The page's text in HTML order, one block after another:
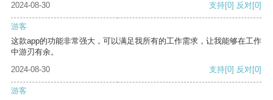
2024-08-30 支持[0] 反对[0]
游客
这款app的功能非常强大，可以满足我所有的工作需求，让我能够在工作
中游刃有余。
2024-08-30
支持[0] 反对[0]
游客